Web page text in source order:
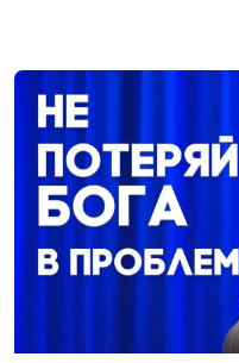
Елисея: разгадываем
загадку
Жертва за грех и её
уроки